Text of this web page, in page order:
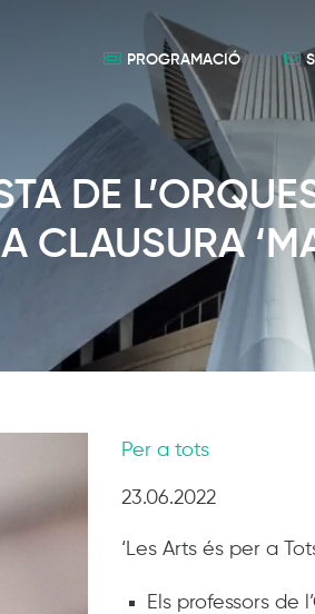
PROGRAMACIÓ
DE
CLAUSURA
Per a tots
23.06.2022
‘Les Arts és per a
Els professors de